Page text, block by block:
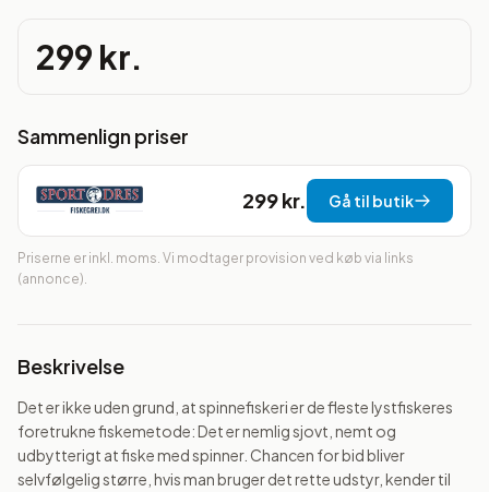
299 kr.
Sammenlign priser
299 kr. Gå til butik
Priserne er inkl. moms. Vi modtager provision ved køb via links
(annonce).
Beskrivelse
Det er ikke uden grund, at spinnefiskeri er de fleste lystfiskeres
foretrukne fiskemetode: Det er nemlig sjovt, nemt og
udbytterigt at fiske med spinner. Chancen for bid bliver
selvfølgelig større, hvis man bruger det rette udstyr, kender til